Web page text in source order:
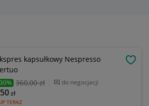
kapsułkowy Nespresso
360,00 zł do negocjacji
TERAZ
zł